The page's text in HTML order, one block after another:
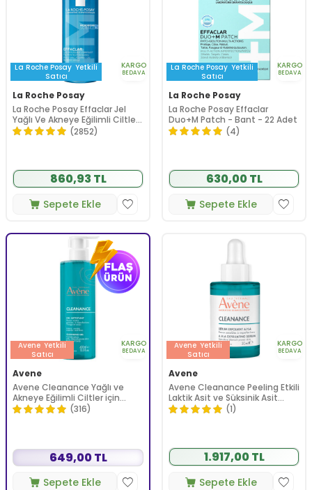
La Roche Posay Yetkili
Satıcı
KARGO
BEDAVA
La Roche Posay
La Roche Posay Effaclar Jel
Yağlı Ve Akneye Eğilimli Ciltler
için Yüz Temizleme Jeli 400
(2852)
860,93 TL
Sepete Ekle
La Roche Posay Yetkili
Satıcı
KARGO
BEDAVA
La Roche Posay
La Roche Posay Effaclar
Duo+M Patch - Bant - 22 Adet
(4)
630,00 TL
Sepete Ekle
Avene Yetkili
Satıcı
KARGO
BEDAVA
Avene
Avene Cleanance Yağlı ve
Akneye Eğilimli Ciltler için
Matlaştırıcı Yüz Temizleme
(316)
649,00 TL
Sepete Ekle
Avene Yetkili
Satıcı
KARGO
BEDAVA
Avene
Avene Cleanance Peeling Etkili
Laktik Asit ve Süksinik Asit
İçeren AHA Serum 30 ml
(1)
1.917,00 TL
Sepete Ekle